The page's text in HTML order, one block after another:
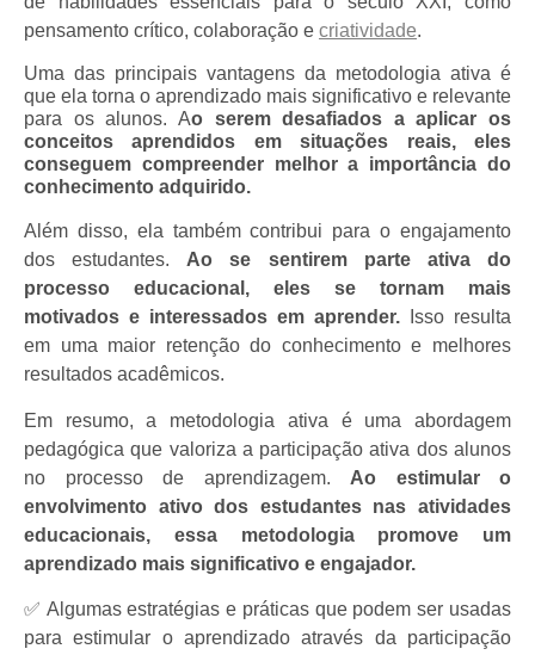
pensamento crítico, colaboração e criatividade.
Uma das principais vantagens da metodologia ativa é
que ela torna o aprendizado mais significativo e relevante
para os alunos. Ao serem desafiados a aplicar os
conceitos aprendidos em situações reais, eles
conseguem compreender melhor a importância do
conhecimento adquirido.
Além disso, ela também contribui para o engajamento
dos estudantes.Ao se sentirem parte ativa do
processo educacional, eles se tornam mais
motivados e interessados em aprender.
Isso resulta
em uma maior retenção do conhecimento e melhores
resultados acadêmicos.
Em resumo, a metodologia ativa é uma abordagem
pedagógica que valoriza a participação ativa dos alunos
no processo de aprendizagem. Ao estimular o
envolvimento ativo dos estudantes nas atividades
educacionais, essa metodologia promove um
aprendizado mais significativo e engajador.
✅ Algumas estratégias e práticas que podem ser usadas
para estimular o aprendizado através da participação